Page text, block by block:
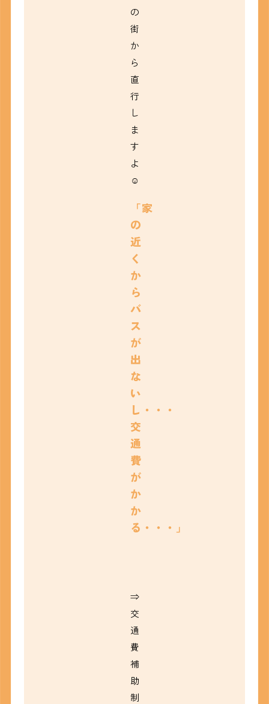
の
街
か
ら
直
行
し
ま
す
よ
☺
「家
の
近
く
か
ら
バ
ス
が
出
な
い
し・・・
交
通
費
が
か
か
る・・・」
⇒
交
通
費
補
助
制